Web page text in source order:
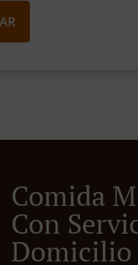
Comida
Con